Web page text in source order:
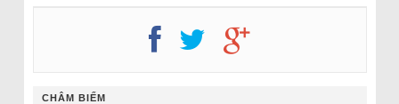
CHÂM BIẾM